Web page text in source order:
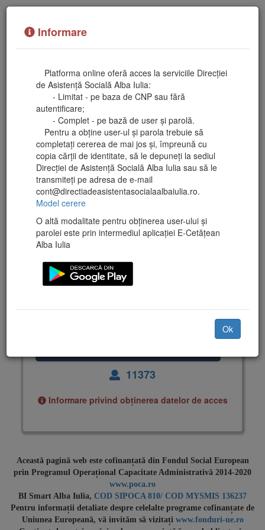
Platformă Online de Comunicare cu Cetățenii
Utilizator
Ai uitat parola?
11373
Informare privind obținerea datelor de acces
Informare
Platforma online oferă acces la serviciile Direcției
de Asistență Socială Alba Iulia:
- Limitat - pe baza de CNP sau fără
autentificare;
- Complet - pe bază de user și parolă.
Pentru a obține user-ul și parola trebuie să
completați cererea de mai jos și, împreună cu
copia cărții de identitate, să le depuneți la sediul
Direcției de Asistență Socială Alba Iulia sau să le
transmiteți pe adresa de e-mail
cont@directiadeasistentasocialaalbaiulia.ro.
Model cerere
O altă modalitate pentru obținerea user-ului și
parolei este prin intermediul aplicației E-Cetățean
Alba Iulia
Ok
Această pagină web este cofinanțată din Fondul Social European
prin Programul Operațional Capacitate Administrativă 2014-2020
www.poca.ro
BI Smart Alba Iulia, COD SIPOCA 810/ COD MYSMIS 136237
Pentru informații detaliate despre celelalte programe cofinanțate de
Uniunea Europeană, vă invităm să vizitați www.fonduri-ue.ro